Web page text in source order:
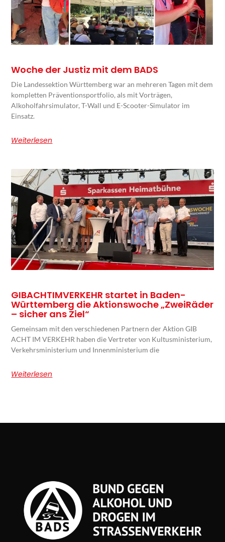
Woche der Justiz mit dem BADS
Die Landessektion Württemberg war an mehreren Tagen mit dem
kompletten Präventionsportfolio, als mit Vorträgen,
Alkoholfahrsimulator, T-Wall und E-Scooter-Simulator im
Einsatz.
Weiterlesen
GIBACHTIMVERKEHR startet in Baden-
Württemberg die Aktionswoche „ZweiRäder
– sicher ans Ziel“
Gemeinsam mit den verschiedenen Partnern der Aktion GIB
ACHT IM VERKEHR haben die Vertreter von Kultusministerium,
Verkehrsministerium und Innenministerium die
Weiterlesen